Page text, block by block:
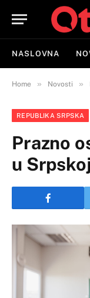
NASLOVNA
Home » Novosti »
REPUBLIKA SRPSKA
Prazno
u Srpskoj